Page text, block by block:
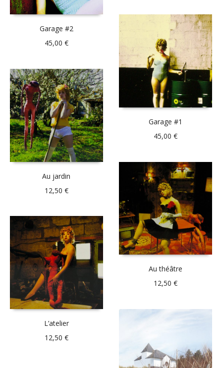
Garage #2
45,00 €
Garage #1
45,00€
Au jardin
12,50 €
Au théâtre
12,50€
L’atelier
12,50 €